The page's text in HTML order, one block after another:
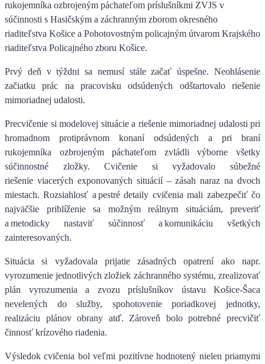
rukojemníka ozbrojeným páchateľom príslušníkmi ZVJS v
súčinnosti s Hasičským a záchranným zborom okresného
riaditeľstva Košice a Pohotovostným policajným útvarom Krajského
riaditeľstva Policajného zboru Košice.
Prvý deň v týždni sa nemusí stále začať úspešne. Neohlásenie
začiatku prác na pracovisku odsúdených odštartovalo riešenie
mimoriadnej udalosti.
Precvičenie si modelovej situácie a riešenie mimoriadnej udalosti pri
hromadnom protiprávnom konaní odsúdených a pri braní
rukojemníka ozbrojeným páchateľom zvládli výborne všetky
súčinnostné zložky. Cvičenie si vyžadovalo súbežné
riešenie viacerých exponovaných situácií – zásah naraz na dvoch
miestach. Rozsiahlosť a pestré detaily cvičenia mali zabezpečiť čo
najväčšie priblíženie sa možným reálnym situáciám, preveriť
a metodicky nastaviť súčinnosť a komunikáciu všetkých
zainteresovaných.
Situácia si vyžadovala prijatie zásadných opatrení ako napr.
vyrozumenie jednotlivých zložiek záchranného systému, zrealizovať
plán vyrozumenia a zvozu príslušníkov ústavu Košice-Šaca
nevelených do služby, spohotovenie poriadkovej jednotky,
realizáciu plánov obrany atď. Zároveň bolo potrebné precvičiť
činnosť krízového riadenia.
Výsledok cvičenia bol veľmi pozitívne hodnotený nielen priamymi